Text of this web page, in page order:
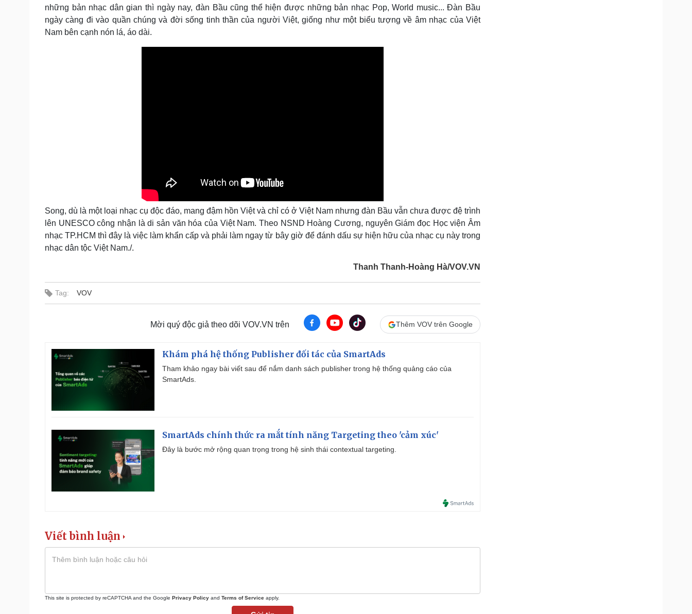
những bản nhạc dân gian thì ngày nay, đàn Bầu cũng thể hiện được những bản nhạc Pop, World music... Đàn Bầu
ngày càng đi vào quần chúng và đời sống tinh thần của người Việt, giống như một biểu tượng về âm nhạc của Việt
Nam bên cạnh nón lá, áo dài.
Song, dù là một loại nhạc cụ độc đáo, mang đậm hồn Việt và chỉ có ở Việt Nam nhưng đàn Bầu vẫn chưa được đệ trình
lên UNESCO công nhận là di sản văn hóa của Việt Nam. Theo NSND Hoàng Cương, nguyên Giám đọc Học viện Âm
nhạc TP.HCM thì đây là việc làm khẩn cấp và phải làm ngay từ bây giờ để đánh dấu sự hiện hữu của nhạc cụ này trong
nhạc dân tộc Việt Nam./.
Thanh Thanh-Hoàng Hà/VOV.VN
Tag: VOV
Mời quý độc giả theo dõi VOV.VN trên Thêm VOV trên Google
Khám phá hệ thống Publisher đối tác của SmartAds
Tham khảo ngay bài viết sau để nắm danh sách publisher trong hệ thống quảng cáo của
SmartAds.
SmartAds chính thức ra mắt tính năng Targeting theo 'cảm xúc'
Đây là bước mở rộng quan trọng trong hệ sinh thái contextual targeting.
Viết bình luận
This site is protected by reCAPTCHA and the Google Privacy Policy and Terms of Service apply.